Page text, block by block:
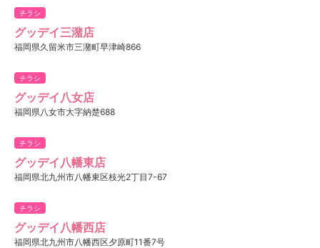
チラシ
グッデイ三潴店
福岡県久留米市三潴町早津崎866
チラシ
グッデイ八女店
福岡県八女市大字納楚688
チラシ
グッデイ八幡東店
福岡県北九州市八幡東区枝光2丁目7-67
チラシ
グッデイ八幡西店
福岡県北九州市八幡西区夕原町11番7号